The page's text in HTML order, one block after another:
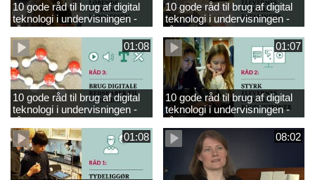
10 gode råd til brug af digital
teknologi i undervisningen -
råd 4
10 gode råd til brug af digital
teknologi i undervisningen -
råd 5
01:08
10 gode råd til brug af digital
teknologi i undervisningen -
råd 3
01:07
10 gode råd til brug af digital
teknologi i undervisningen -
råd 2
01:08
08:02